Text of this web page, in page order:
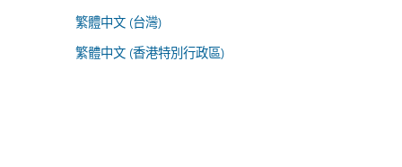
繁體中文 (台灣)
繁體中文 (香港特別行政區)